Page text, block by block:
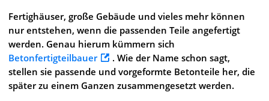
Fertighäuser, große Gebäude und vieles mehr können
nur entstehen, wenn die passenden Teile angefertigt
werden. Genau hierum kümmern sich
Betonfertigteilbauer
. Wie der Name schon sagt,
stellen sie passende und vorgeformte Betonteile her, die
später zu einem Ganzen zusammengesetzt werden.